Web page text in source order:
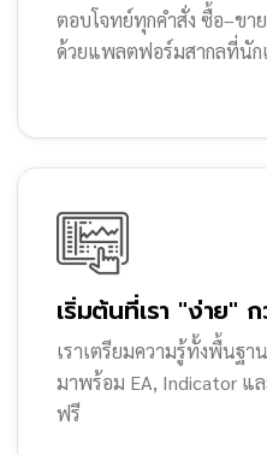
ตอบโจทย์ทุกคำสั่ง ซื้อ–ขาย
ด้วยแพลตฟอร์มสากลที่นัก
เริ่มต้นที่เรา "ง่าย"
เราเตรียมความรู้ทั้งพื้นฐา
มาพร้อม EA, Indicator แ
ฟรี